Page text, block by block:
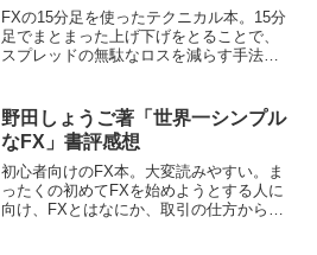
FXの15分足を使ったテクニカル本。15分
足でまとまった上げ下げをとることで、
スプレッドの無駄なロスを減らす手法。
に並んだトレンドの出た状態で、...
野田しょうご著「世界一シンプル
なFX」書評感想
初心者向けのFX本。大変読みやすい。ま
ったくの初めてFXを始めようとする人に
向け、FXとはなにか、取引の仕方から始